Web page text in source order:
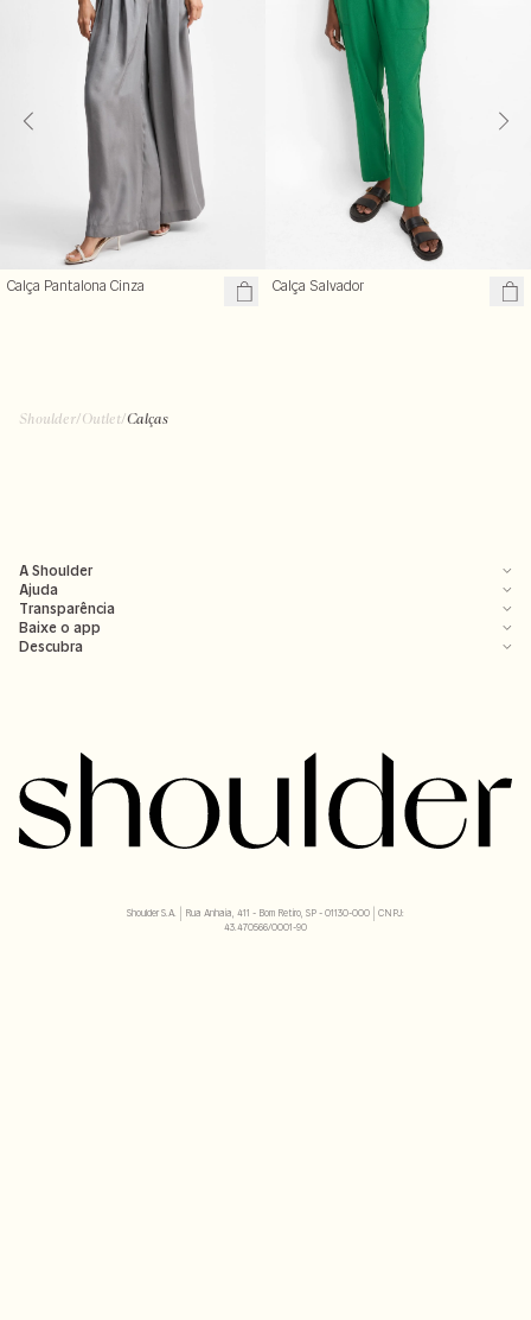
Calça Pantalona Cinza Calça Salvador
Shoulder/Outlet/Calças
A Shoulder
Ajuda
Transparência
Baixe o app
Descubra
Shoulder S.A. | Rua Anhaia, 411 - Bom Retiro, SP - 01130-000 | CNPJ:
43.470566/0001-90